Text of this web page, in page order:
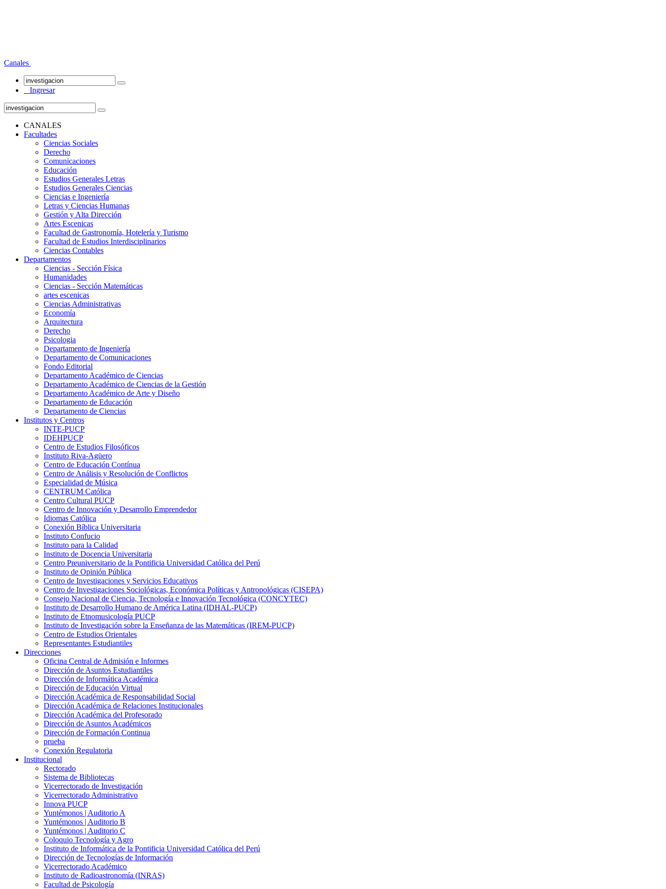
Canales
Ingresar
CANALES
Facultades
Ciencias Sociales
Derecho
Comunicaciones
Educación
Estudios Generales Letras
Estudios Generales Ciencias
Ciencias e Ingeniería
Letras y Ciencias Humanas
Gestión y Alta Dirección
Artes Escenicas
Facultad de Gastronomía, Hotelería y Turismo
Facultad de Estudios Interdisciplinarios
Ciencias Contables
Departamentos
Ciencias - Sección Física
Humanidades
Ciencias - Sección Matemáticas
artes escenicas
Ciencias Administrativas
Economía
Arquitectura
Derecho
Psicologia
Departamento de Ingeniería
Departamento de Comunicaciones
Fondo Editorial
Departamento Académico de Ciencias
Departamento Académico de Ciencias de la Gestión
Departamento Académico de Arte y Diseño
Departamento de Educación
Departamento de Ciencias
Institutos y Centros
INTE-PUCP
IDEHPUCP
Centro de Estudios Filosóficos
Instituto Riva-Agüero
Centro de Educación Contínua
Centro de Análisis y Resolución de Conflictos
Especialidad de Música
CENTRUM Católica
Centro Cultural PUCP
Centro de Innovación y Desarrollo Emprendedor
Idiomas Católica
Conexión Bíblica Universitaria
Instituto Confucio
Instituto para la Calidad
Instituto de Docencia Universitaria
Centro Preuniversitario de la Pontificia Universidad Católica del Perú
Instituto de Opinión Pública
Centro de Investigaciones y Servicios Educativos
Centro de Investigaciones Sociológicas, Económica Políticas y Antropológicas (CISEPA)
Consejo Nacional de Ciencia, Tecnología e Innovación Tecnológica (CONCYTEC)
Instituto de Desarrollo Humano de América Latina (IDHAL-PUCP)
Instituto de Etnomusicología PUCP
Instituto de Investigación sobre la Enseñanza de las Matemáticas (IREM-PUCP)
Centro de Estudios Orientales
Representantes Estudiantiles
Direcciones
Oficina Central de Admisión e Informes
Dirección de Asuntos Estudiantiles
Dirección de Informática Académica
Dirección de Educación Virtual
Dirección Académica de Responsabilidad Social
Dirección Académica de Relaciones Institucionales
Dirección Académica del Profesorado
Dirección de Asuntos Académicos
Dirección de Formación Continua
prueba
Conexión Regulatoria
Institucional
Rectorado
Sistema de Bibliotecas
Vicerrectorado de Investigación
Vicerrectorado Administrativo
Innova PUCP
Yuntémonos | Auditorio A
Yuntémonos | Auditorio B
Yuntémonos | Auditorio C
Coloquio Tecnología y Agro
Instituto de Informática de la Pontificia Universidad Católica del Perú
Dirección de Tecnologías de Información
Vicerrectorado Académico
Instituto de Radioastronomía (INRAS)
Facultad de Psicología